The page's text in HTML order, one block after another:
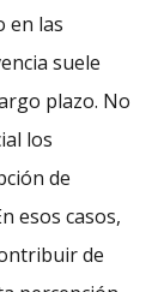
en las
suele
plazo. No
los
de
esos casos,
de